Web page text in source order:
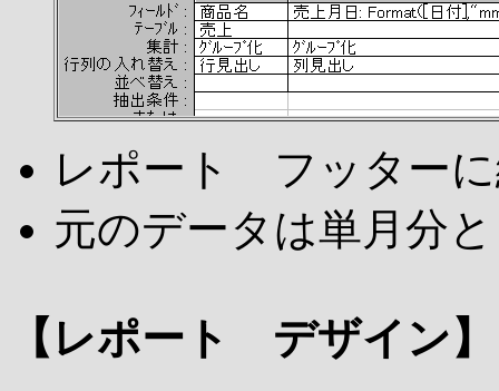
レポート フッター
元のデータは単月分
【レポート デザイン】